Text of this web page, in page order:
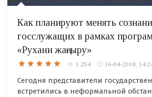
Как планируют менять
госслужащих в рамках
«Рухани жаңғыру»
1 254 16-04-2018,
Сегодня представители
встретились в неформальной